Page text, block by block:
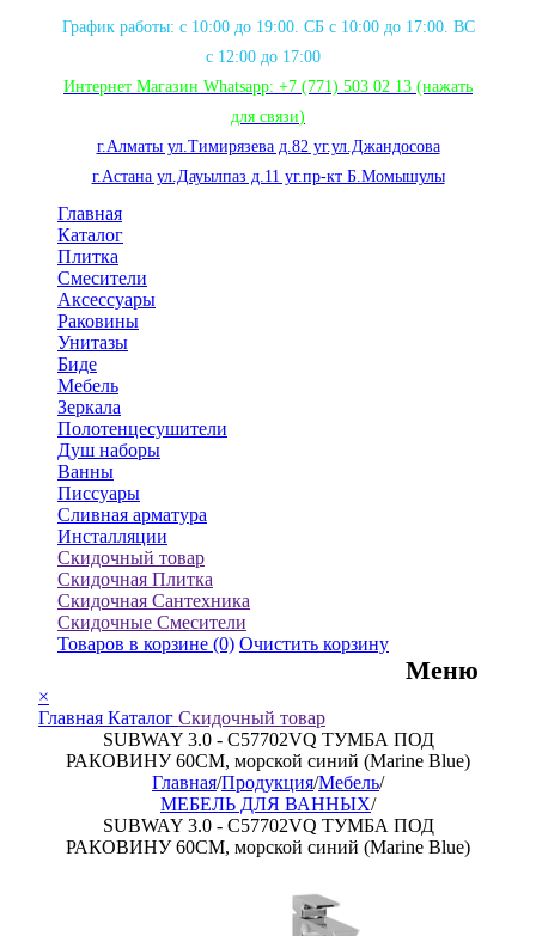
График работы: с 10:00 до 19:00. СБ с 10:00 до 17:00. ВС
с 12:00 до 17:00
Интернет Магазин Whatsapp: +7 (771) 503 02 13 (нажать
для связи)
г.Алматы ул.Тимирязева д.82 уг.ул.Джандосова
г.Астана ул.Дауылпаз д.11 уг.пр-кт Б.Момышулы
Главная
Каталог
Плитка
Смесители
Аксессуары
Раковины
Унитазы
Биде
Мебель
Зеркала
Полотенцесушители
Душ наборы
Ванны
Писсуары
Сливная арматура
Инсталляции
Скидочный товар
Скидочная Плитка
Скидочная Сантехника
Скидочные Смесители
Товаров в корзине (0) Очистить корзину
Меню
×
Главная Каталог Скидочный товар
SUBWAY 3.0 - C57702VQ ТУМБА ПОД
РАКОВИНУ 60CM, морской синий (Marine Blue)
Главная/Продукция/Мебель/
МЕБЕЛЬ ДЛЯ ВАННЫХ/
SUBWAY 3.0 - C57702VQ ТУМБА ПОД
РАКОВИНУ 60CM, морской синий (Marine Blue)